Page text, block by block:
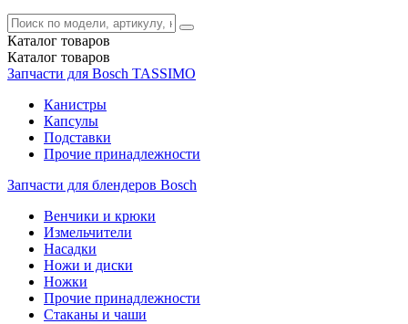
Каталог товаров
Каталог товаров
Запчасти для Bosch TASSIMO
Канистры
Капсулы
Подставки
Прочие принадлежности
Запчасти для блендеров Bosch
Венчики и крюки
Измельчители
Насадки
Ножи и диски
Ножки
Прочие принадлежности
Стаканы и чаши